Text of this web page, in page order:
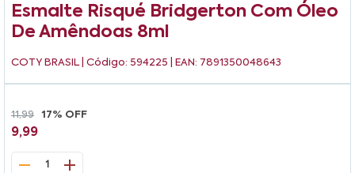
Esmalte Risqué Bridgerton Com Óleo
De Amêndoas 8ml
COTY BRASIL | Código: 594225 | EAN: 7891350048643
11,99 17% OFF
9,99
1